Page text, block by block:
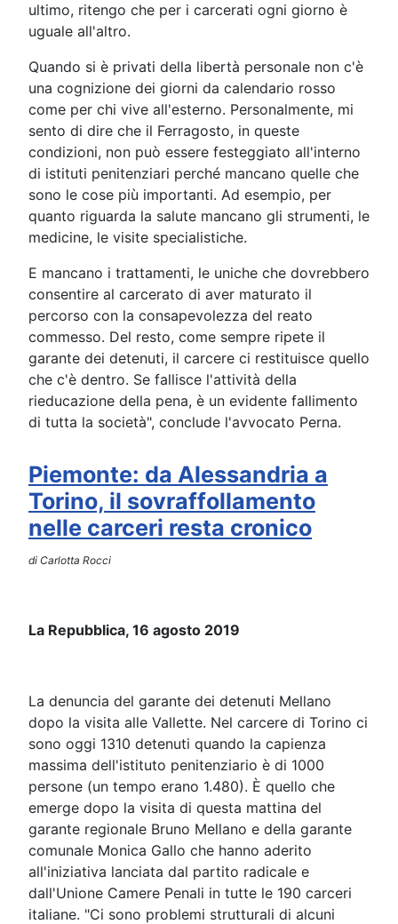
ultimo, ritengo che per i carcerati ogni giorno è
uguale all'altro.
Quando si è privati della libertà personale non c'è
una cognizione dei giorni da calendario rosso
come per chi vive all'esterno. Personalmente, mi
sento di dire che il Ferragosto, in queste
condizioni, non può essere festeggiato all'interno
di istituti penitenziari perché mancano quelle che
sono le cose più importanti. Ad esempio, per
quanto riguarda la salute mancano gli strumenti, le
medicine, le visite specialistiche.
E mancano i trattamenti, le uniche che dovrebbero
consentire al carcerato di aver maturato il
percorso con la consapevolezza del reato
commesso. Del resto, come sempre ripete il
garante dei detenuti, il carcere ci restituisce quello
che c'è dentro. Se fallisce l'attività della
rieducazione della pena, è un evidente fallimento
di tutta la società", conclude l'avvocato Perna.
Piemonte: da Alessandria a
Torino, il sovraffollamento
nelle carceri resta cronico
di Carlotta Rocci
La Repubblica, 16 agosto 2019
La denuncia del garante dei detenuti Mellano
dopo la visita alle Vallette. Nel carcere di Torino ci
sono oggi 1310 detenuti quando la capienza
massima dell'istituto penitenziario è di 1000
persone (un tempo erano 1.480). È quello che
emerge dopo la visita di questa mattina del
garante regionale Bruno Mellano e della garante
comunale Monica Gallo che hanno aderito
all'iniziativa lanciata dal partito radicale e
dall'Unione Camere Penali in tutte le 190 carceri
italiane. "Ci sono problemi strutturali di alcuni